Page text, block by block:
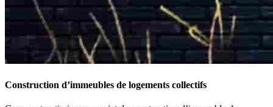
Construction d’immeubles de logements collectifs